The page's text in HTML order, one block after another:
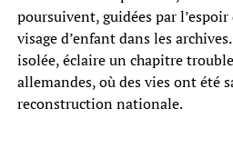
poursuivent, guidées par
visage d’enfant dans les
isolée, éclaire un chapitre
allemandes, où des vies ont été
reconstruction nationale.